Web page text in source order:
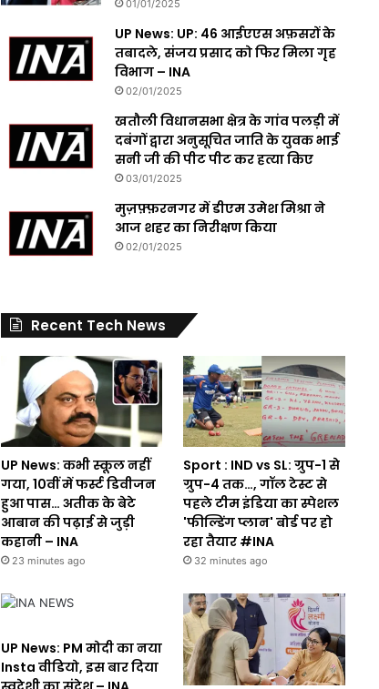
01/01/2025
UP News: UP: 46 आईएएस अफ़सरों के
तबादले, संजय प्रसाद को फिर मिला गृह
विभाग – INA
02/01/2025
खतौली विधानसभा क्षेत्र के गांव पलड़ी में
दबंगों द्वारा अनुसूचित जाति के युवक भाई
सनी जी की पीट पीट कर हत्या किए
03/01/2025
मुज़फ़्फ़रनगर में डीएम उमेश मिश्रा ने
आज शहर का निरीक्षण किया
02/01/2025
Recent Tech News
UP News: कभी स्कूल नहीं
गया, 10वीं में फर्स्ट डिवीजन
हुआ पास… अतीक के बेटे
आबान की पढ़ाई से जुड़ी
कहानी – INA
23 minutes ago
Sport : IND vs SL: ग्रुप-1 से
ग्रुप-4 तक…, गॉल टेस्ट से
पहले टीम इंडिया का स्पेशल
'फील्डिंग प्लान' बोर्ड पर हो
रहा तैयार #INA
32 minutes ago
UP News: PM मोदी का नया
Insta वीडियो, इस बार दिया